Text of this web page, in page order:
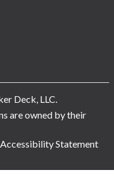
Deck, LLC.
are owned by their
Accessibility Statement